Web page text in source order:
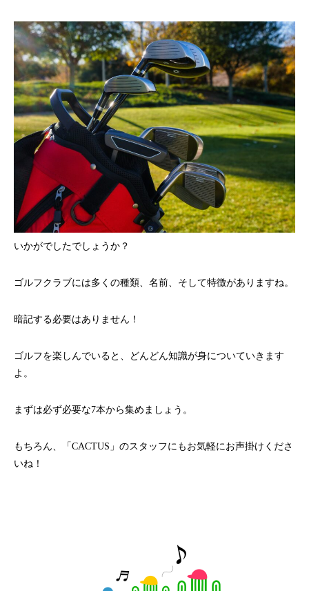
いかがでしたでしょうか？
ゴルフクラブには多くの種類、名前、そして特徴がありますね。
暗記する必要はありません！
ゴルフを楽しんでいると、どんどん知識が身についていきます
よ。
まずは必ず必要な7本から集めましょう。
もちろん、「CACTUS」のスタッフにもお気軽にお声掛けくださ
いね！